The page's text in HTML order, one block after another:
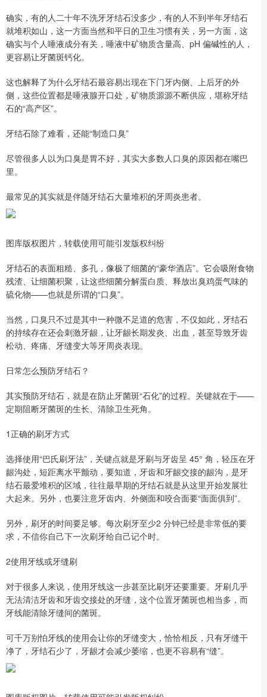
确实，有的人二十年不洗牙牙结石没多少，有的人不到半年牙结石
就堆积如山，这一方面当然和平日的卫生习惯有关，另一方面，这
确实与个人唾液成分有关，唾液中矿物质含量高、pH 偏碱性的人，
更容易让牙菌斑钙化。
这也解释了为什么牙结石最容易出现在下门牙内侧、上后牙的外
侧，这些位置都是唾液腺开口处，矿物质源源不断供应，堪称牙结
石的“高产区”。
牙结石除了难看，还能“制造口臭”
尽管很多人以为口臭是胃不好，其实大多数人口臭的原因都在嘴巴
里。
最常见的其实就是伴随牙结石大量堆积的牙周炎患者。
图库版权图片，转载使用可能引发版权纠纷
牙结石的表面粗糙、多孔，像极了细菌的“豪华酒店”。它会吸附食物
残渣、让细菌积聚，让这些细菌分解蛋白质、释放出臭鸡蛋气味的
硫化物——也就是所谓的“口臭”。
当然，口臭只不过是其中一种微不足道的危害，不仅如此，牙结石
的持续存在还会刺激牙龈，让牙龈长期发炎、出血，甚至导致牙齿
松动、疼痛、牙缝变大等牙周炎表现。
日常怎么预防牙结石？
其实预防牙结石，就是在防止牙菌斑“石化”的过程。关键就在于——
定期阻断牙菌斑的生长、清除卫生死角。
1正确的刷牙方式
选择使用“巴氏刷牙法”，关键点就是牙刷与牙齿呈 45° 角，轻压在牙
龈沟处，短距离水平颤动，要知道，牙齿和牙龈交接的龈沟，是牙
结石最爱堆积的区域，往往最早期的牙结石就是从这里开始发展壮
大起来。另外，也要注意牙齿内、外侧面和咬合面要“面面俱到”。
另外，刷牙的时间要足够。每次刷牙至少2 分钟已经是非常低的要
求，不信你自己下一次刷牙给自己记个时。
2使用牙线或牙缝刷
对于很多人来说，使用牙线这一步甚至比刷牙还要重要。牙刷几乎
无法清洁牙齿和牙齿交接处的牙缝，这个位置牙菌斑也相当多，而
牙线能清除牙缝间的菌斑。
可千万别怕牙线的使用会让你的牙缝变大，恰恰相反，只有牙缝干
净了，牙结石少了，牙龈才会减少萎缩，也更不容易有“缝”。